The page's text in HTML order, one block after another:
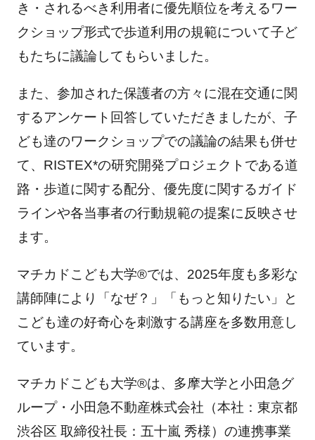
き・されるべき利用者に優先順位を考えるワー
クショップ形式で歩道利用の規範について子ど
もたちに議論してもらいました。
また、参加された保護者の方々に混在交通に関
するアンケート回答していただきましたが、子
ども達のワークショップでの議論の結果も併せ
て、RISTEX*の研究開発プロジェクトである道
路・歩道に関する配分、優先度に関するガイド
ラインや各当事者の行動規範の提案に反映させ
ます。
マチカドこども大学®では、2025年度も多彩な
講師陣により「なぜ？」「もっと知りたい」と
こども達の好奇心を刺激する講座を多数用意し
ています。
マチカドこども大学®は、多摩大学と小田急グ
ループ・小田急不動産株式会社（本社：東京都
渋谷区 取締役社長：五十嵐 秀様）の連携事業